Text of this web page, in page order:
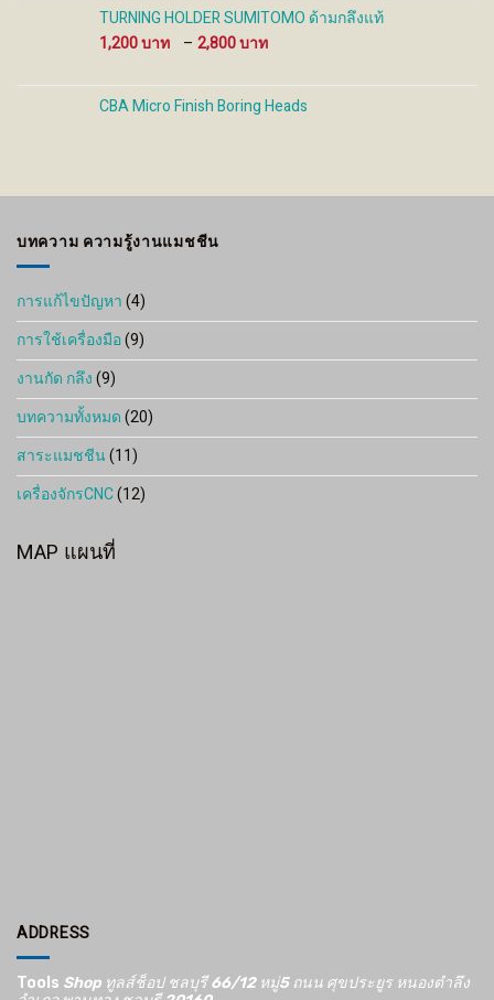
TURNING HOLDER SUMITOMO ด้ามกลึงแท้
1,200
– 2,800
1,200 ฿
through
CBA Micro Finish Boring Heads
บทความ ความรู้งานแมชชีน
การแก้ไขปัญหา(4)
การใช้เครื่องมือ(9)
งานกัด กลึง(9)
บทความทั้งหมด(20)
สาระแมชชีน(11)
เครื่องจักรCNC(12)
MAP แผนที่
ADDRESS
Tools Shop ทูลส์ช็อป ชลบุรี 66/12​ หมู่5​ ถนน ศุขประยูร หนองตำลึง